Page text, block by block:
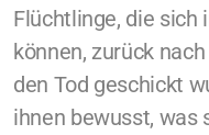
Flüchtlinge, die sich
können, zurück
den Tod geschickt
ihnen bewusst, was